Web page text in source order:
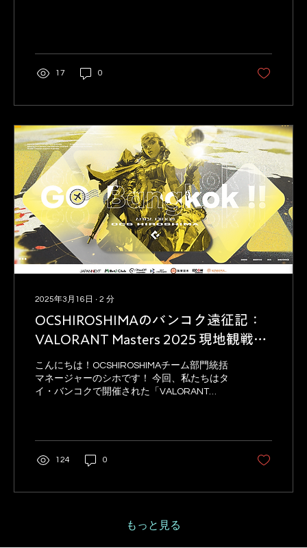
17 0
2025年3月16日 ∙ 2 分
OCSHIROSHIMAのバンコク遠征記：
VALORANT Masters 2025 現地観戦レ
ポート！
こんにちは！OCSHIROSHIMAチーム部門統括
マネージャーのシホです！ 今回、私たちはタ
イ・バンコクで開催された「VALORANT
124 0
もっと見る